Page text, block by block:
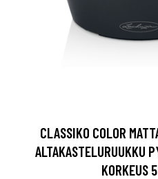
CLASSIKO COLOR
ALTAKASTELURUUKKU
KORKEUS